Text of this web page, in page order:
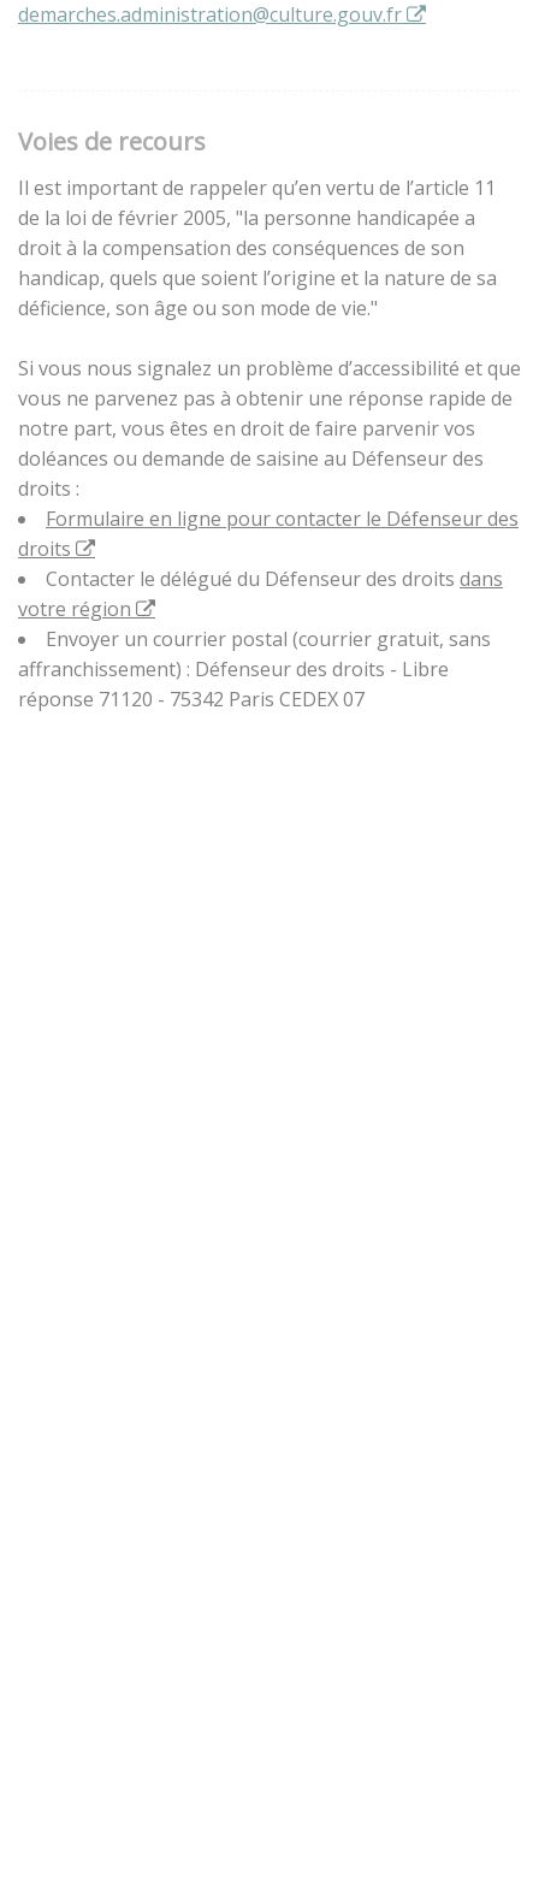
demarches.administration@culture.gouv.fr
Voies de recours
Il est important de rappeler qu’en vertu de l’article 11
de la loi de février 2005, "la personne handicapée a
droit à la compensation des conséquences de son
handicap, quels que soient l’origine et la nature de sa
déficience, son âge ou son mode de vie."
Si vous nous signalez un problème d’accessibilité et que
vous ne parvenez pas à obtenir une réponse rapide de
notre part, vous êtes en droit de faire parvenir vos
doléances ou demande de saisine au Défenseur des
droits :
Formulaire en ligne pour contacter le Défenseur des
droits
Contacter le délégué du Défenseur des droits dans
votre région
Envoyer un courrier postal (courrier gratuit, sans
affranchissement) : Défenseur des droits - Libre
réponse 71120 - 75342 Paris CEDEX 07